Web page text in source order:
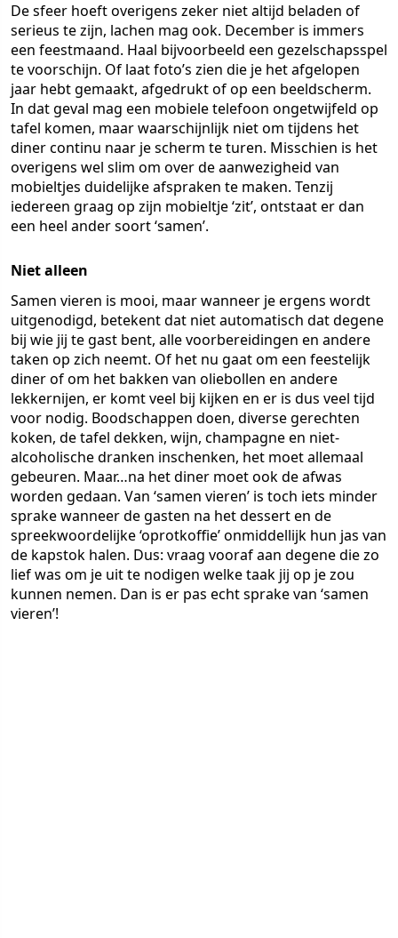
De sfeer hoeft overigens zeker niet altijd beladen of
serieus te zijn, lachen mag ook. December is immers
een feestmaand. Haal bijvoorbeeld een gezelschapsspel
te voorschijn. Of laat foto’s zien die je het afgelopen
jaar hebt gemaakt, afgedrukt of op een beeldscherm.
In dat geval mag een mobiele telefoon ongetwijfeld op
tafel komen, maar waarschijnlijk niet om tijdens het
diner continu naar je scherm te turen. Misschien is het
overigens wel slim om over de aanwezigheid van
mobieltjes duidelijke afspraken te maken. Tenzij
iedereen graag op zijn mobieltje ‘zit’, ontstaat er dan
een heel ander soort ‘samen’.
Niet alleen
Samen vieren is mooi, maar wanneer je ergens wordt
uitgenodigd, betekent dat niet automatisch dat degene
bij wie jij te gast bent, alle voorbereidingen en andere
taken op zich neemt. Of het nu gaat om een feestelijk
diner of om het bakken van oliebollen en andere
lekkernijen, er komt veel bij kijken en er is dus veel tijd
voor nodig. Boodschappen doen, diverse gerechten
koken, de tafel dekken, wijn, champagne en niet-
alcoholische dranken inschenken, het moet allemaal
gebeuren. Maar…na het diner moet ook de afwas
worden gedaan. Van ‘samen vieren’ is toch iets minder
sprake wanneer de gasten na het dessert en de
spreekwoordelijke ‘oprotkoffie’ onmiddellijk hun jas van
de kapstok halen. Dus: vraag vooraf aan degene die zo
lief was om je uit te nodigen welke taak jij op je zou
kunnen nemen. Dan is er pas echt sprake van ‘samen
vieren’!